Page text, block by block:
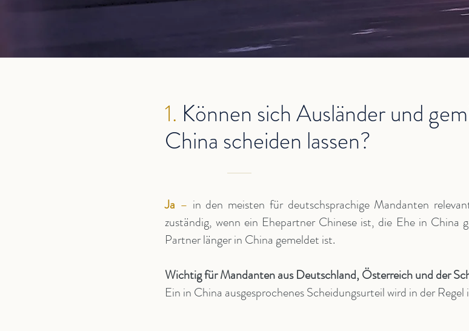
1. Können sich Ausländer und
China scheiden lassen?
Ja – in den meisten für deutschsprachige Mandanten
zuständig, wenn ein Ehepartner Chinese ist, die Ehe in China
Partner länger in China gemeldet ist.
Wichtig für Mandanten aus Deutschland, Österreich und der
Ein in China ausgesprochenes Scheidungsurteil wird in der